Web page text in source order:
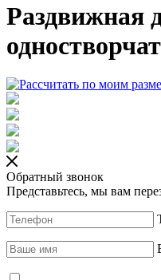
Раздвижная
Обратный звонок
Представьтесь, мы вам